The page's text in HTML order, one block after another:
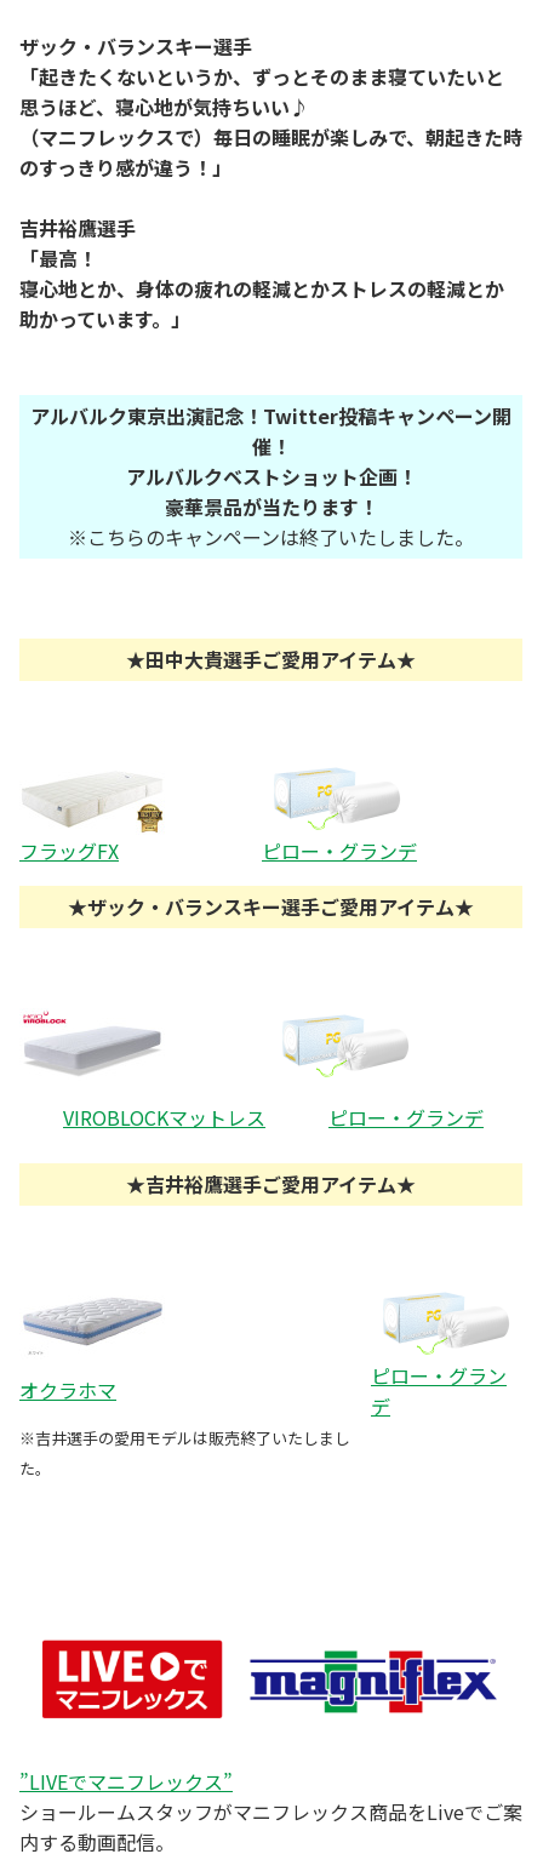
ザック・バランスキー選手
「起きたくないというか、ずっとそのまま寝ていたいと
思うほど、寝心地が気持ちいい♪
（マニフレックスで）毎日の睡眠が楽しみで、朝起きた時
のすっきり感が違う！」
吉井裕鷹選手
「最高！
寝心地とか、身体の疲れの軽減とかストレスの軽減とか
助かっています。」
アルバルク東京出演記念！Twitter投稿キャンペーン開
催！
アルバルクベストショット企画！
豪華景品が当たります！
※こちらのキャンペーンは終了いたしました。
★田中大貴選手ご愛用アイテム★
フラッグFX
ピロー・グランデ
★ザック・バランスキー選手ご愛用アイテム★
VIROBLOCKマットレス ピロー・グランデ
★吉井裕鷹選手ご愛用アイテム★
オクラホマ
ピロー・グラン
デ
※吉井選手の愛用モデルは販売終了いたしまし
た。
”LIVEでマニフレックス”
ショールームスタッフがマニフレックス商品をLiveでご案
内する動画配信。